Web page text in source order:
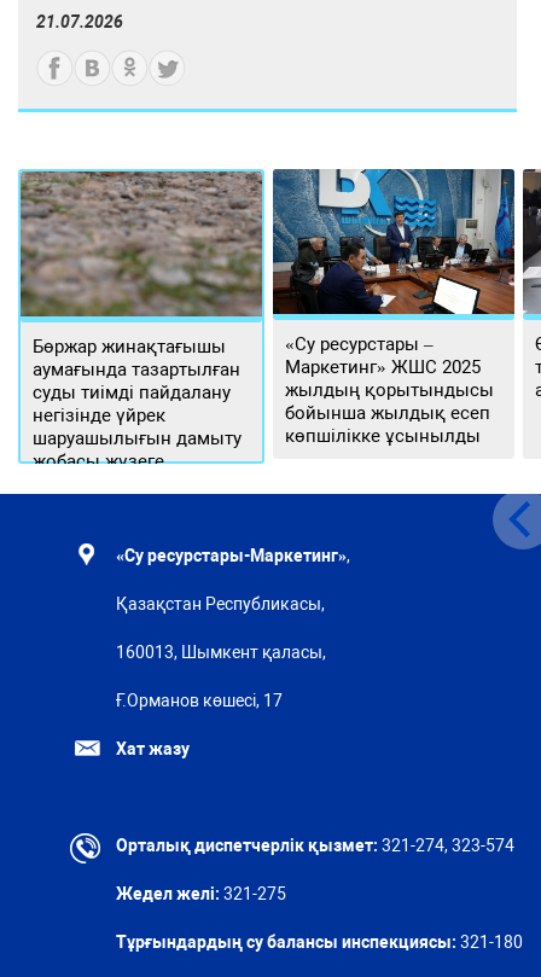
21.07.2026
Бөржар жинақтағышы
аумағында тазартылған
суды тиімді пайдалану
негізінде үйрек
шаруашылығын дамыту
жобасы жүзеге
«Су ресурстары –
Маркетинг» ЖШС 2025
жылдың қорытындысы
бойынша жылдық есеп
көпшілікке ұсынылды
«Су ресурстары-Маркетинг»,
Қазақстан Республикасы,
160013, Шымкент қаласы,
Ғ.Орманов көшесі, 17
Хат жазу
Орталық диспетчерлік қызмет: 321-274, 323-574
Жедел желі: 321-275
Тұрғындардың су балансы инспекциясы: 321-180